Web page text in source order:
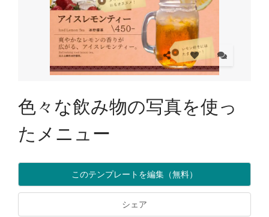
色々な飲み物の写真を使っ
たメニュー
このテンプレートを編集（無料）
シェア